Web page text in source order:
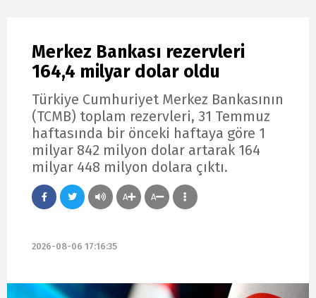
Merkez Bankası rezervleri
164,4 milyar dolar oldu
Türkiye Cumhuriyet Merkez Bankasının
(TCMB) toplam rezervleri, 31 Temmuz
haftasında bir önceki haftaya göre 1
milyar 842 milyon dolar artarak 164
milyar 448 milyon dolara çıktı.
A A
2026-08-06 17:16:35